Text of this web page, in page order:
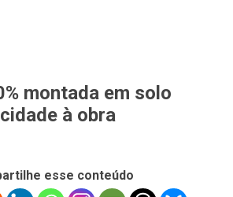
montada em solo
à obra
esse conteúdo